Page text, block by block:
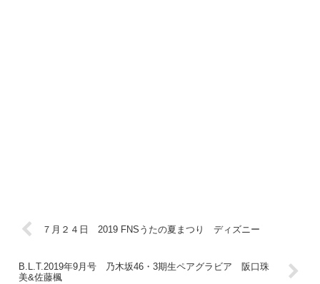
７月２４日 2019 FNSうたの夏まつり ディズニー
B.L.T.2019年9月号 乃木坂46・3期生ペアグラビア 阪口珠
美&佐藤楓